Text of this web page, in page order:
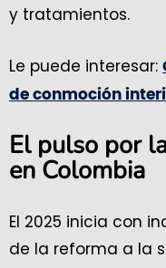
y tratamientos.
Le puede interesar:
de conmoción
El pulso por
en Colombia
El 2025 inicia con
de la reforma a la